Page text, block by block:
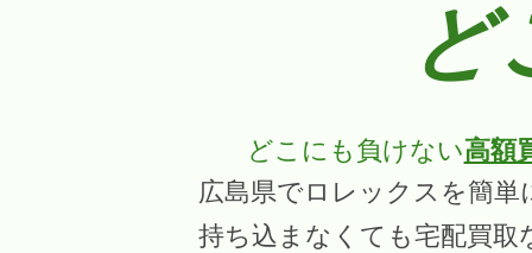
ど
どこにも負けない高額
広島県でロレックスを簡
持ち込まなくても宅配買